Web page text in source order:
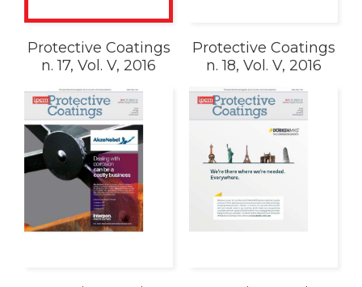
Protective Coatings
n. 17, Vol. V, 2016
Protective Coatings
n. 18, Vol. V, 2016